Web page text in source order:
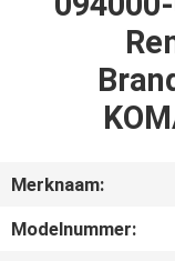
OVER
Merknaam:
Modelnummer: